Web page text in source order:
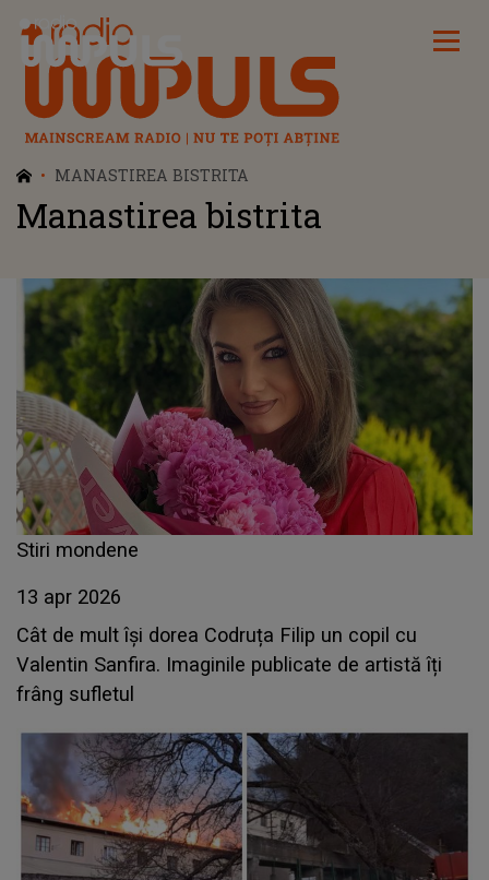
Radio Impuls
MANASTIREA BISTRITA
Manastirea bistrita
Stiri mondene
13 apr 2026
Cât de mult își dorea Codruța Filip un copil cu
Valentin Sanfira. Imaginile publicate de artistă îți
frâng sufletul